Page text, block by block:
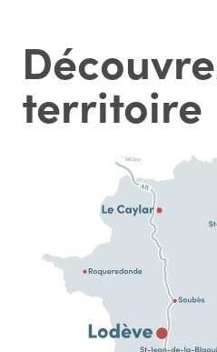
territoire